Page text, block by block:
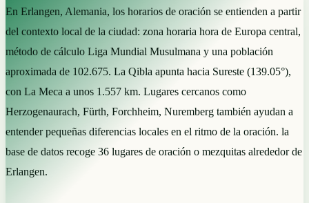
En Erlangen, Alemania, los horarios de oración se entienden a partir
del contexto local de la ciudad: zona horaria hora de Europa central,
método de cálculo Liga Mundial Musulmana y una población
aproximada de 102.675. La Qibla apunta hacia Sureste (139.05°),
con La Meca a unos 1.557 km. Lugares cercanos como
Herzogenaurach, Fürth, Forchheim, Nuremberg también ayudan a
entender pequeñas diferencias locales en el ritmo de la oración. la
base de datos recoge 36 lugares de oración o mezquitas alrededor de
Erlangen.